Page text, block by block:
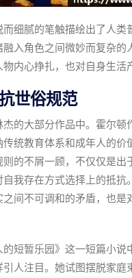
细腻的笔触描绘出了人类
入角色之间微妙而复杂的
内心挣扎，也对自身生活
世俗规范
的大部分作品中。霍尔顿
统教育体系和成年人的价
的不屑一顾，不仅仅是出
我存在方式选择上的抵抗
间不可调和的矛盾，也是
短暂乐园》这一短篇小说
人注目。她试图摆脱家庭